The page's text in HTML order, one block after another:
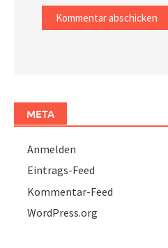
META
Anmelden
Eintrags-Feed
Kommentar-Feed
WordPress.org